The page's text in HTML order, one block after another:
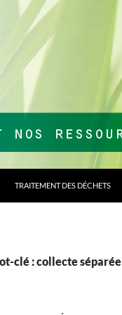
TRAITEMENT DES DÉCHETS
clé : collecte séparée